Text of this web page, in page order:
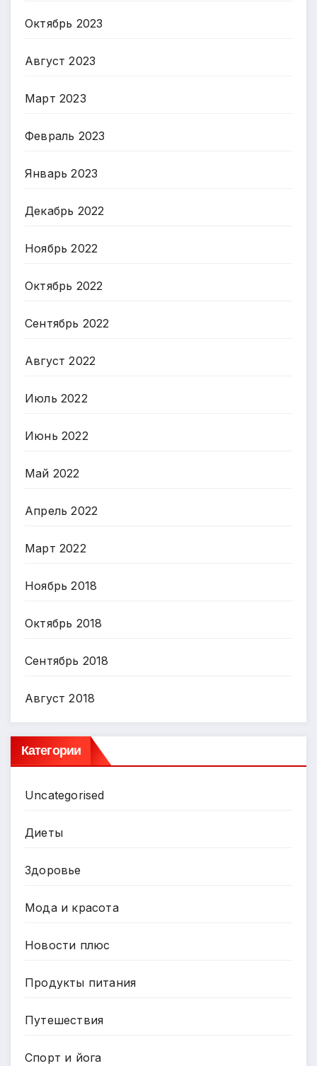
Октябрь 2023
Август 2023
Март 2023
Февраль 2023
Январь 2023
Декабрь 2022
Ноябрь 2022
Октябрь 2022
Сентябрь 2022
Август 2022
Июль 2022
Июнь 2022
Май 2022
Апрель 2022
Март 2022
Ноябрь 2018
Октябрь 2018
Сентябрь 2018
Август 2018
Категории
Uncategorised
Диеты
Здоровье
Мода и красота
Новости плюс
Продукты питания
Путешествия
Спорт и йога